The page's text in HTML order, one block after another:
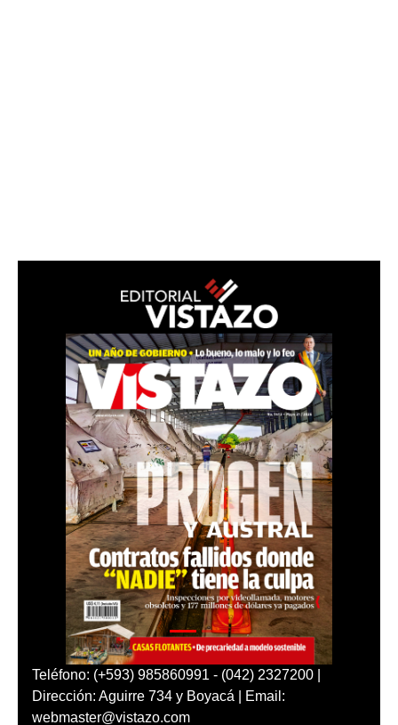
Teléfono: (+593) 985860991 - (042) 2327200 |
Dirección: Aguirre 734 y Boyacá | Email:
webmaster@vistazo.com